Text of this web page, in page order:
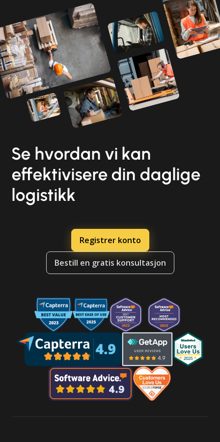
Se hvordan vi kan
effektivisere din daglige
logistikk
Registrer konto
Bestill en gratis konsultasjon